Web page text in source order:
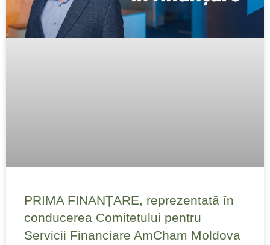
PRIMA FINANȚARE, reprezentată în
conducerea Comitetului pentru
Servicii Financiare AmCham Moldova